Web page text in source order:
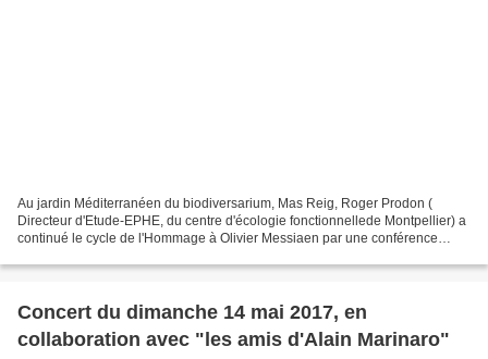
Au jardin Méditerranéen du biodiversarium, Mas Reig, Roger Prodon (
Directeur d'Etude-EPHE, du centre d'écologie fonctionnellede Montpellier) a
continué le cycle de l'Hommage à Olivier Messiaen par une conférence
Concert du dimanche 14 mai 2017, en
collaboration avec "les amis d'Alain Marinaro"